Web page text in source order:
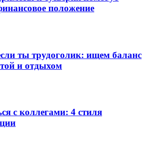
положение
ты трудоголик: ищем баланс
и отдыхом
с коллегами: 4 стиля